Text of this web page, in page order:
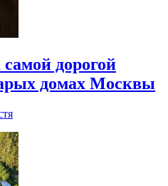
дорогой
домах Москвы